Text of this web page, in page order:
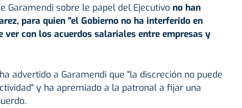
Garamendi sobre le papel del Ejecutivo no han
para quien "el Gobierno no ha interferido en
ver con los acuerdos salariales entre empresas y
advertido a Garamendi que "la discreción no puede
y ha apremiado a la patronal a fijar una